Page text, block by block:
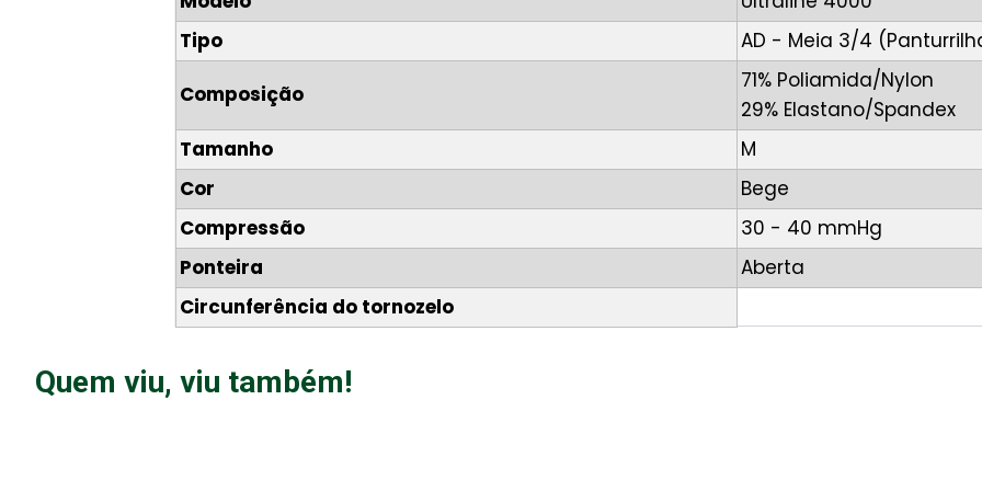
Tipo
AD - Meia 3/4
Composição
71% Poliamida/Nylon
29% Elastano/Spandex
Tamanho
M
Cor
Bege
Compressão
30 - 40 mmHg
Ponteira
Aberta
Circunferência do tornozelo
Quem viu, viu também!